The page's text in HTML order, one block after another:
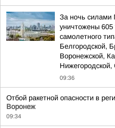
За ночь силами
уничтожены
самолетного
Белгородской,
Воронежской,
Нижегородской,
09:36
Отбой ракетной опасности в
Воронеж
09:34